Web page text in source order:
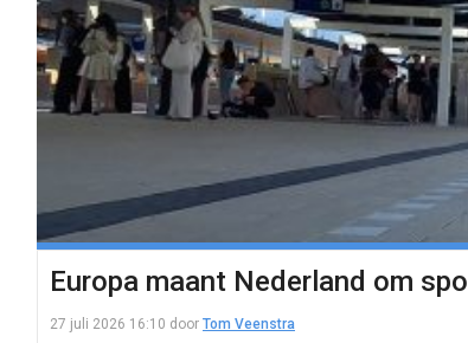
Europa maant Nederland om
27 juli 2026 16:10 door Tom Veenstra